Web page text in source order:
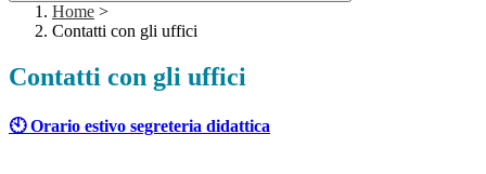
Home >
Contatti con gli uffici
Contatti con gli uffici
🕙 Orario estivo segreteria didattica